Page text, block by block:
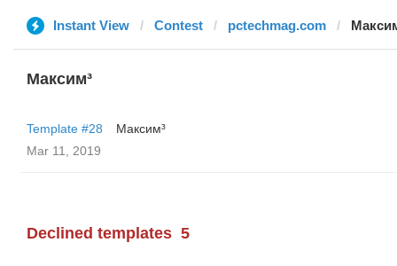
Instant View Contest pctechmag.com
Максим³
Template #28
Максим³
Mar 11, 2019
Declined templates 5